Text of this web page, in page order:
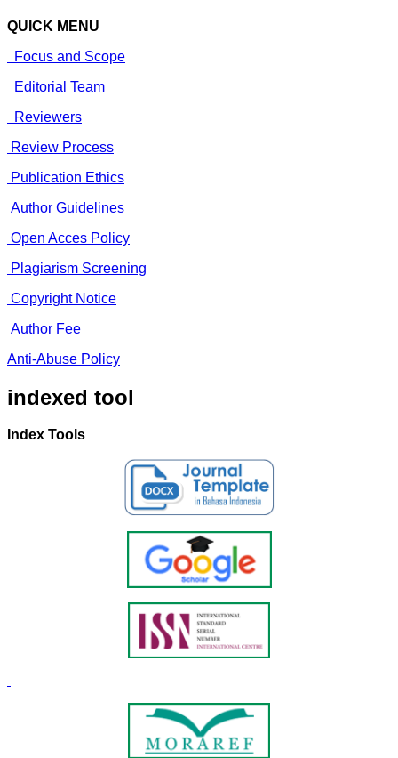
QUICK MENU
Focus and Scope
Editorial Team
Reviewers
Review Process
Publication Ethics
Author Guidelines
Open Acces Policy
Plagiarism Screening
Copyright Notice
Author Fee
Anti-Abuse Policy
indexed tool
Index Tools